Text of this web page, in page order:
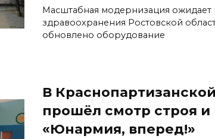
Масштабная модернизация ожидает
здравоохранения Ростовской
обновлено оборудование
В
прошёл смотр строя и
«Юнармия, вперед!»